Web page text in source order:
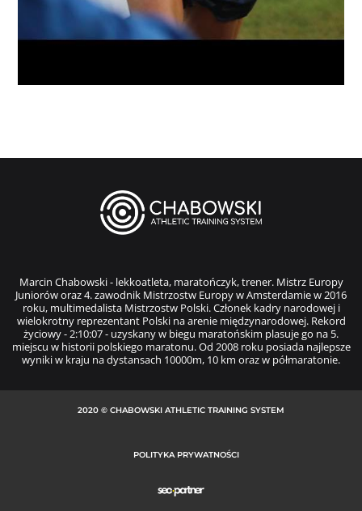
Marcin Chabowski - lekkoatleta, maratończyk, trener. Mistrz Europy
Juniorów oraz 4. zawodnik Mistrzostw Europy w Amsterdamie w 2016
roku, multimedalista Mistrzostw Polski. Członek kadry narodowej i
wielokrotny reprezentant Polski na arenie międzynarodowej. Rekord
życiowy - 2:10:07 - uzyskany w biegu maratońskim plasuje go na 5.
miejscu w historii polskiego maratonu. Od 2008 roku posiada najlepsze
wyniki w kraju na dystansach 10000m, 10 km oraz w półmaratonie.
2020 © CHABOWSKI ATHLETIC TRAINING SYSTEM
POLITYKA PRYWATNOŚCI